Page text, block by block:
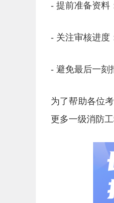
- 提前准备资料
- 关注审核进度
- 避免最后一刻
为了帮助各位
更多一级消防